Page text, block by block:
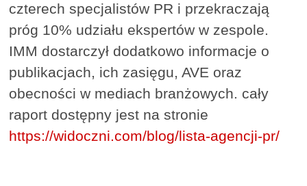
czterech specjalistów PR i przekraczają
próg 10% udziału ekspertów w zespole.
IMM dostarczył dodatkowo informacje o
publikacjach, ich zasięgu, AVE oraz
obecności w mediach branżowych. cały
raport dostępny jest na stronie
https://widoczni.com/blog/lista-agencji-pr/